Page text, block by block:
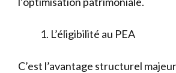
L’éligibilité au PEA
C’est l’avantage structurel